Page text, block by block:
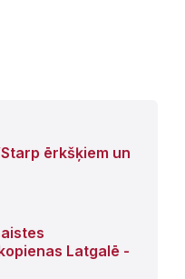
ērkšķiem un
Latgalē -